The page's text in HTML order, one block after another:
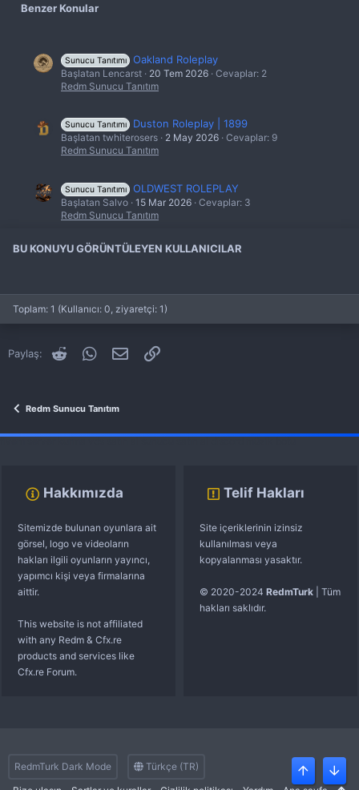
Benzer Konular
Sunucu Tanıtımı Oakland Roleplay
Başlatan Lencarst 20 Tem 2026 Cevaplar: 2
Redm Sunucu Tanıtım
Sunucu Tanıtımı Duston Roleplay | 1899
Başlatan twhiterosers 2 May 2026 Cevaplar: 9
Redm Sunucu Tanıtım
Sunucu Tanıtımı OLDWEST ROLEPLAY
Başlatan Salvo 15 Mar 2026 Cevaplar: 3
Redm Sunucu Tanıtım
Sunucu Tanıtımı N. A. T. E. Roleplay
Dustborn Roleplay
Redm Sunucu Tanıtım
BU KONUYU GÖRÜNTÜLEYEN KULLANICILAR
Toplam: 1 (Kullanıcı: 0, ziyaretçi: 1)
Paylaş: RedditWhatsApp
E-postaLink
Redm Sunucu Tanıtım
Hakkımızda
Sitemizde bulunan oyunlara ait
görsel, logo ve videoların
hakları ilgili oyunların yayıncı,
yapımcı kişi veya firmalarına
aittir.
This website is not affiliated
with any Redm & Cfx.re
products and services like
Cfx.re Forum.
Telif Hakları
Site içeriklerinin izinsiz
kullanılması veya
kopyalanması yasaktır.
© 2020-2024 RedmTurk | Tüm
hakları saklıdır.
RedmTurk Dark Mode
Türkçe (TR)
Üst Alt